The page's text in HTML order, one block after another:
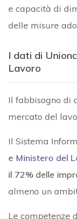
e capacità di
delle misure
I dati di
Lavoro
Il fabbisogno di
mercato del
Il Sistema
e Ministero del
il 72% delle
almeno un
Le competenze